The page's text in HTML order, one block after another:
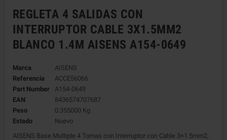
REGLETA 4 SALIDAS CON
INTERRUPTOR CABLE 3X1.5MM2
BLANCO 1.4M AISENS A154-0649
Marca
AISENS
Referencia
ACCE56066
Part Number
A154-0649
EAN
8436574707687
Peso
0.355000 Kg
Estado
Nuevo
AISENS Base Multiple 4 Tomas con Interruptor con Cable 3×1.5mm2,